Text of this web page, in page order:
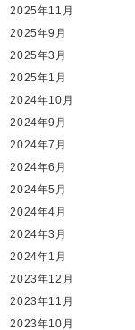
2025年11月
2025年9月
2025年3月
2025年1月
2024年10月
2024年9月
2024年7月
2024年6月
2024年5月
2024年4月
2024年3月
2024年1月
2023年12月
2023年11月
2023年10月